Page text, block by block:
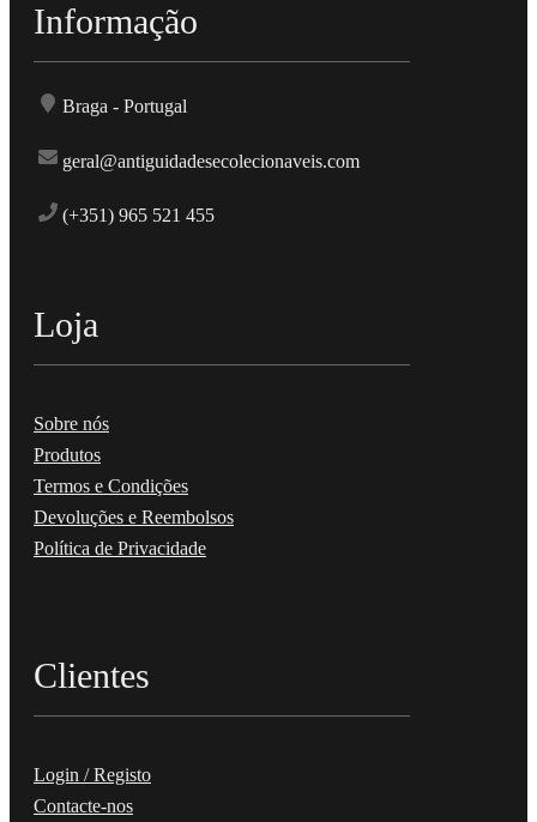
Informação
Braga - Portugal
geral@antiguidadesecolecionaveis.com
(+351) 965 521 455
Loja
Sobre nós
Produtos
Termos e Condições
Devoluções e Reembolsos
Política de Privacidade
Clientes
Login / Registo
Contacte-nos